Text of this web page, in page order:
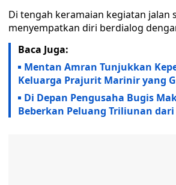
Di tengah keramaian kegiatan jalan
menyempatkan diri berdialog
Baca Juga:
Mentan Amran Tunjukkan
Keluarga Prajurit Marinir yang
Di Depan Pengusaha Bugis
Beberkan Peluang Triliunan